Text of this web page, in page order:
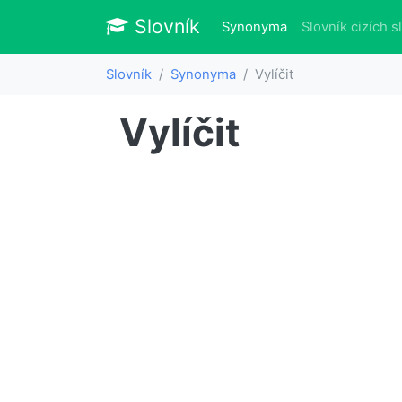
Slovník Slovník
Synonyma(aktuálně)
Slovník cizích
Slovník Synonyma Vylíčit
Vylíčit